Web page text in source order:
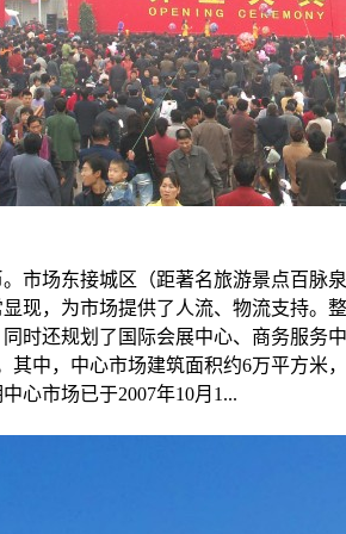
市场东接城区（距著名旅游景点百脉
现，为市场提供了人流、物流支持。
时还规划了国际会展中心、商务服务
中，中心市场建筑面积约6万平方米
心市场已于2007年10月1...